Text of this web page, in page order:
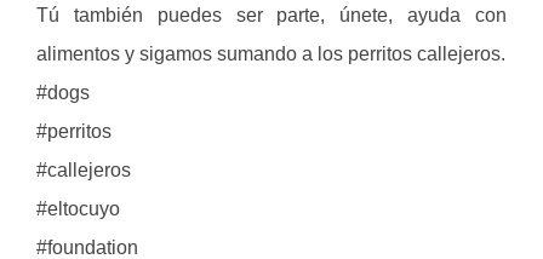
Tú también puedes ser parte, únete, ayuda con
alimentos y sigamos sumando a los perritos callejeros.
#dogs
#perritos
#callejeros
#eltocuyo
#foundation